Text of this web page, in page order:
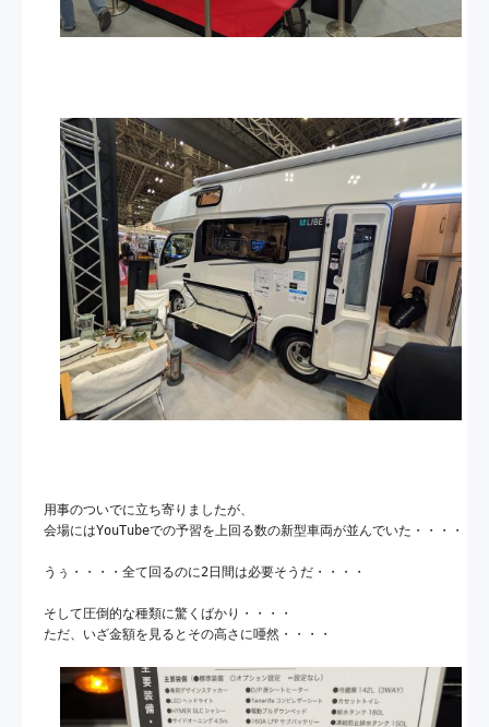
​用事のついでに立ち寄りましたが、
会場にはYouTubeでの予習を上回る数の新型車両が並んでいた・・・・
うぅ・・・・全て回るのに2日間は必要そうだ・・・・
そして圧倒的な種類に驚くばかり・・・・